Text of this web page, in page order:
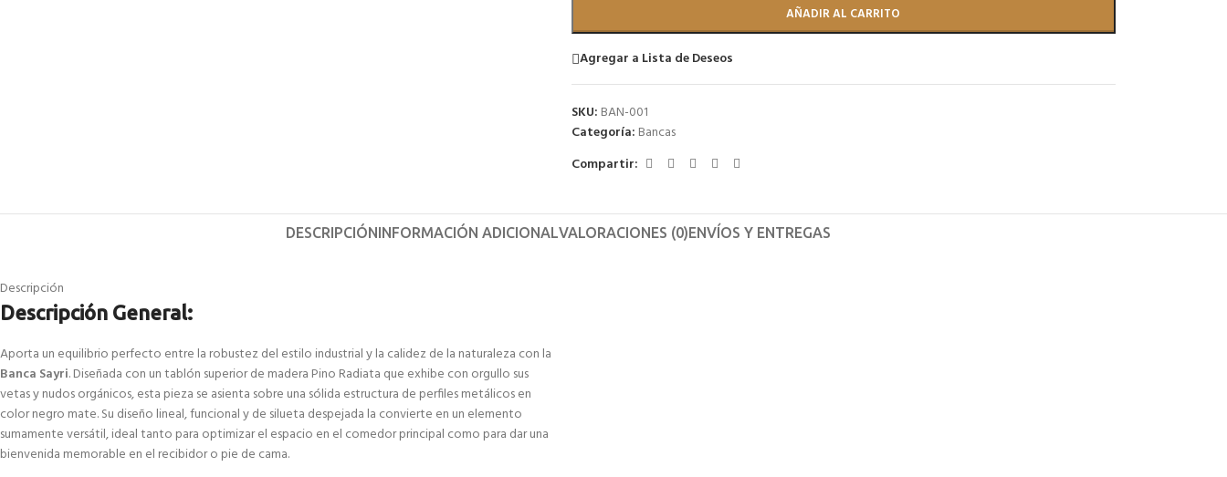
AÑADIR AL CARRITO
Agregar a Lista de Deseos
SKU: BAN-001
Categoría: Bancas
Compartir:
DESCRIPCIÓNINFORMACIÓN ADICIONALVALORACIONES (0)ENVÍOS Y ENTREGAS
Descripción
Descripción General:
Aporta un equilibrio perfecto entre la robustez del estilo industrial y la calidez de la naturaleza con la
Banca Sayri. Diseñada con un tablón superior de madera Pino Radiata que exhibe con orgullo sus
vetas y nudos orgánicos, esta pieza se asienta sobre una sólida estructura de perfiles metálicos en
color negro mate. Su diseño lineal, funcional y de silueta despejada la convierte en un elemento
sumamente versátil, ideal tanto para optimizar el espacio en el comedor principal como para dar una
bienvenida memorable en el recibidor o pie de cama.